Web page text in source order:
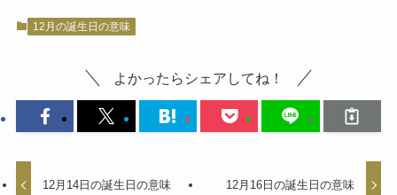
12月の誕生日の意味
よかったらシェアしてね！
12月14日の誕生日の意味 12月16日の誕生日の意味